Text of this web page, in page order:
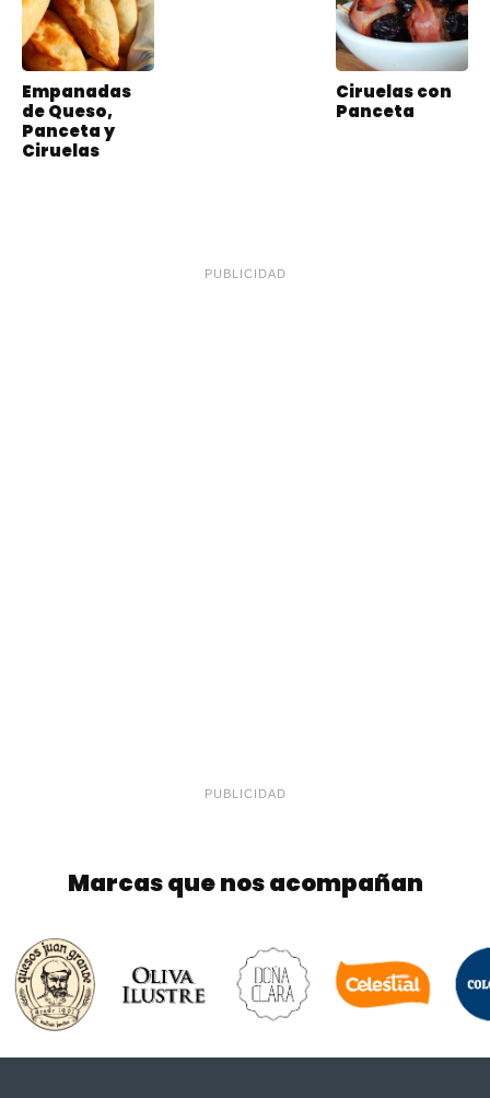
Empanadas
de Queso,
Panceta y
Ciruelas
Ciruelas con
Panceta
PUBLICIDAD
PUBLICIDAD
Marcas que nos acompañan